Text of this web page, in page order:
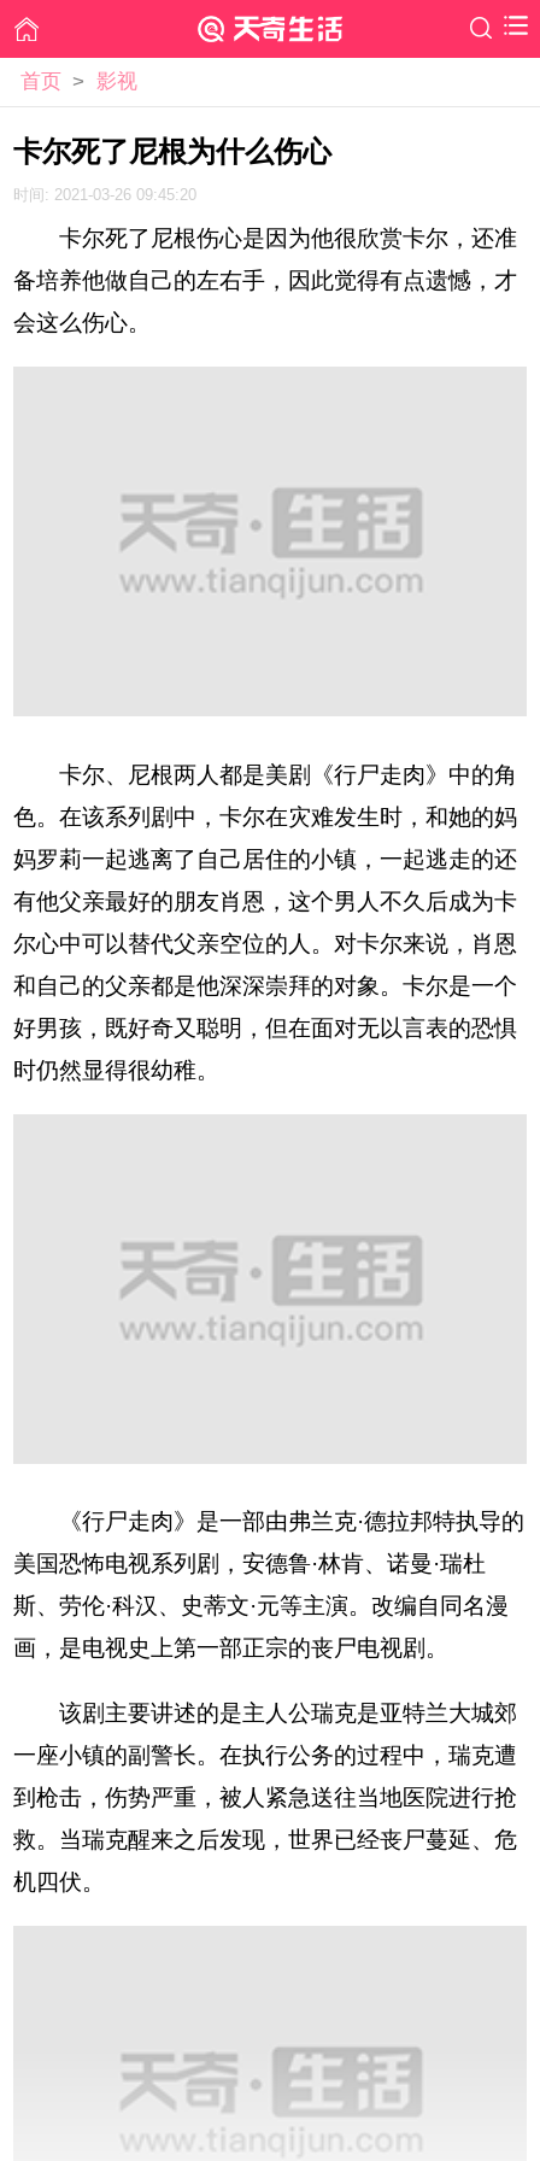
首页 > 影视
卡尔死了尼根为什么伤心
时间: 2021-03-26 09:45:20
卡尔死了尼根伤心是因为他很欣赏卡尔，还准
备培养他做自己的左右手，因此觉得有点遗憾，才
会这么伤心。
卡尔、尼根两人都是美剧《行尸走肉》中的角
色。在该系列剧中，卡尔在灾难发生时，和她的妈
妈罗莉一起逃离了自己居住的小镇，一起逃走的还
有他父亲最好的朋友肖恩，这个男人不久后成为卡
尔心中可以替代父亲空位的人。对卡尔来说，肖恩
和自己的父亲都是他深深崇拜的对象。卡尔是一个
好男孩，既好奇又聪明，但在面对无以言表的恐惧
时仍然显得很幼稚。
《行尸走肉》是一部由弗兰克·德拉邦特执导的
美国恐怖电视系列剧，安德鲁·林肯、诺曼·瑞杜
斯、劳伦·科汉、史蒂文·元等主演。改编自同名漫
画，是电视史上第一部正宗的丧尸电视剧。
该剧主要讲述的是主人公瑞克是亚特兰大城郊
一座小镇的副警长。在执行公务的过程中，瑞克遭
到枪击，伤势严重，被人紧急送往当地医院进行抢
救。当瑞克醒来之后发现，世界已经丧尸蔓延、危
机四伏。